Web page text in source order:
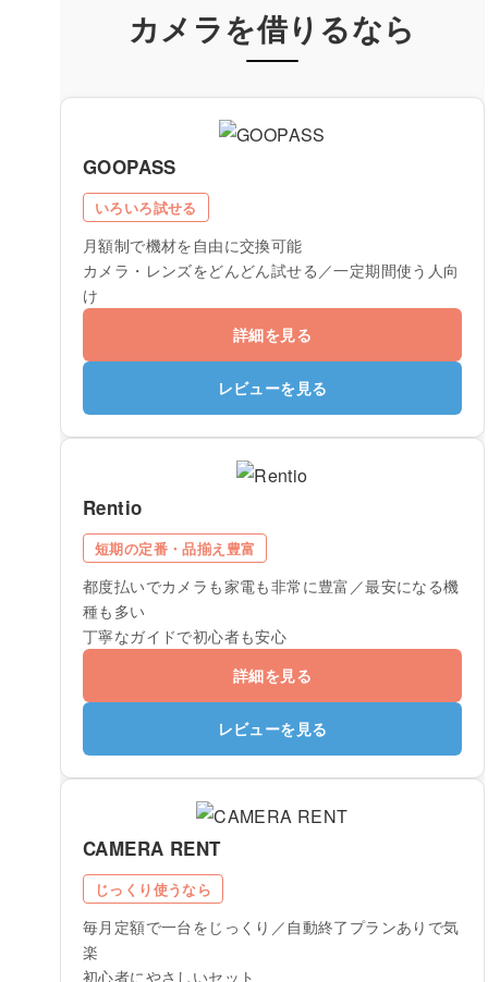
カメラを借りるなら
GOOPASS
いろいろ試せる
月額制で機材を自由に交換可能
カメラ・レンズをどんどん試せる／一定期間使う人向
け
詳細を見る
レビューを見る
Rentio
短期の定番・品揃え豊富
都度払いでカメラも家電も非常に豊富／最安になる機
種も多い
丁寧なガイドで初心者も安心
詳細を見る
レビューを見る
CAMERA RENT
じっくり使うなら
毎月定額で一台をじっくり／自動終了プランありで気
楽
初心者にやさしいセット